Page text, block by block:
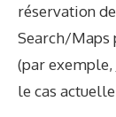
réservation
Search/Maps
(par exemple,
le cas